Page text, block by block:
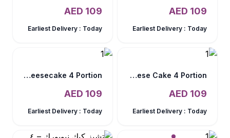
109
Earliest Delivery : Today
109
Earliest Delivery : Today
Strawberry Cheese Cake 4 Portion
109
Earliest Delivery : Today
Lotus Biscoff Baked Cheesecake 4 Portion
109
Earliest Delivery : Today